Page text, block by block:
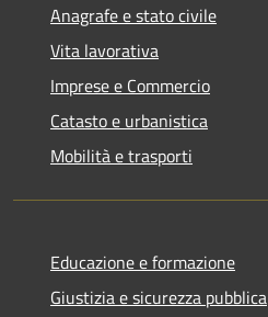
Anagrafe e stato civile
Vita lavorativa
Imprese e Commercio
Catasto e urbanistica
Mobilità e trasporti
Educazione e formazione
Giustizia e sicurezza pubblica